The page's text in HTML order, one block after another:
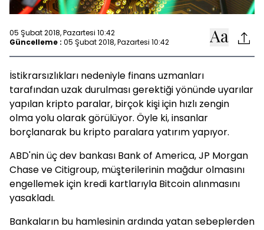
05 Şubat 2018, Pazartesi 10:42
Güncelleme : 05 Şubat 2018, Pazartesi 10:42
İstikrarsızlıkları nedeniyle finans uzmanları
tarafından uzak durulması gerektiği yönünde uyarılar
yapılan kripto paralar, birçok kişi için hızlı zengin
olma yolu olarak görülüyor. Öyle ki, insanlar
borçlanarak bu kripto paralara yatırım yapıyor.
ABD'nin üç dev bankası Bank of America, JP Morgan
Chase ve Citigroup, müşterilerinin mağdur olmasını
engellemek için kredi kartlarıyla Bitcoin alınmasını
yasakladı.
Bankaların bu hamlesinin ardında yatan sebeplerden